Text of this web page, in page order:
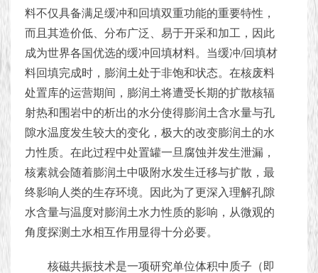
料不仅具备满足缓冲和回填双重功能的重要特性，
而且其造价低、分布广泛、易于开采和加工，因此
成为世界各国优选的缓冲回填材料。当缓冲/回填材
料回填完成时，膨润土处于非饱和状态。在核废料
处置库的运营期间，膨润土将遭受长期的扩散核辐
射热和围岩中的析出的水分使得膨润土含水量与孔
隙水温度发生较大的变化，极大的改变膨润土的水
力性质。在此过程中处置罐一旦腐蚀并发生泄漏，
核素就会随着膨润土中吸附水发生迁移与扩散，最
终影响人类的生存环境。因此为了更深入理解孔隙
水含量与温度对膨润土水力性质的影响，从微观的
角度探测土水相互作用显得十分必要。
核磁共振技术是一项研究单位体积中质子（即